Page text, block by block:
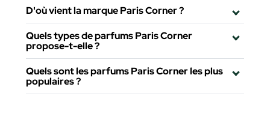
D'où vient la marque Paris Corner ?
Quels types de parfums Paris Corner
propose-t-elle ?
Quels sont les parfums Paris Corner les plus
populaires ?